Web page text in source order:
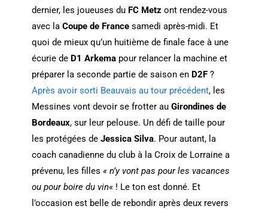
dernier, les joueuses du FC Metzont rendez-vous
avec la Coupe de France samedi après-midi. Et
quoi de mieux qu’un huitième de finale face à une
écurie de D1 Arkemapour relancer la machine et
préparer la seconde partie de saison en D2F ?
Après avoir sorti Beauvais au tour précédent, les
Messines vont devoir se frotter au Girondines de
Bordeaux, sur leur pelouse. Un défi de taille pour
les protégées de Jessica Silva. Pour autant, la
coach canadienne du club à la Croix de Lorraine a
prévenu, les filles « n’y vont pas pour les vacances
ou pour boire du vin« ! Le ton est donné. Et
l’occasion est belle de rebondir après deux revers